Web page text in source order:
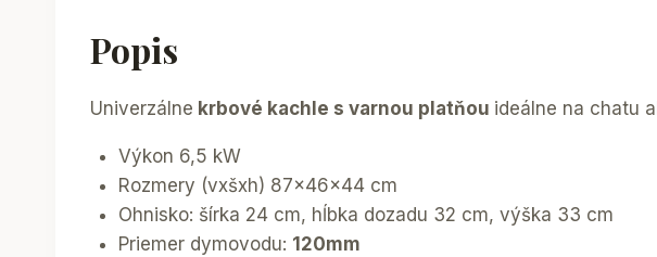
Popis
Univerzálne krbové kachle s varnou platňou ideálne na chatu
Výkon 6,5 kW
Rozmery (vxšxh) 87x46x44 cm
Ohnisko: šírka 24 cm, hĺbka dozadu 32 cm, výška 33 cm
Priemer dymovodu: 120mm